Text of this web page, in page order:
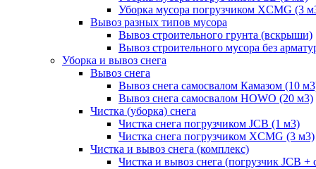
Уборка мусора погрузчиком XCMG (3
Вывоз разных типов мусора
Вывоз строительного грунта (вскрыши)
Вывоз строительного мусора без
Уборка и вывоз снега
Вывоз снега
Вывоз снега самосвалом Камазом (10
Вывоз снега самосвалом HOWO (20 м3)
Чистка (уборка) снега
Чистка снега погрузчиком JCB (1 м3)
Чистка снега погрузчиком XCMG (3 м3)
Чистка и вывоз снега (комплекс)
Чистка и вывоз снега (погрузчик JCB +